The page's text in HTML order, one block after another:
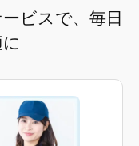
ビスで、毎日